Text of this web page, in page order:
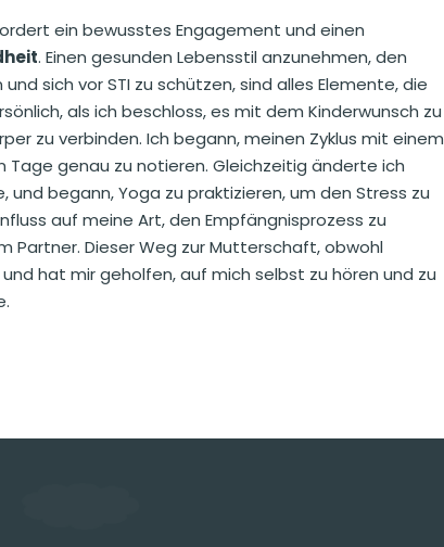
ein bewusstes Engagement und einen
. Einen gesunden Lebensstil anzunehmen, den
sich vor STI zu schützen, sind alles Elemente, die
als ich beschloss, es mit dem Kinderwunsch zu
zu verbinden. Ich begann, meinen Zyklus mit einem
genau zu notieren. Gleichzeitig änderte ich
begann, Yoga zu praktizieren, um den Stress zu
auf meine Art, den Empfängnisprozess zu
Partner. Dieser Weg zur Mutterschaft, obwohl
hat mir geholfen, auf mich selbst zu hören und zu